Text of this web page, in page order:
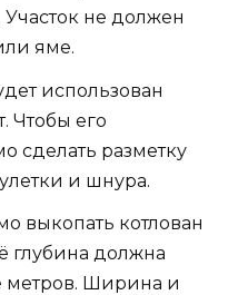
не должен
яме.
использован
Чтобы его
сделать разметку
и шнура.
выкопать котлован
глубина должна
метров. Ширина и